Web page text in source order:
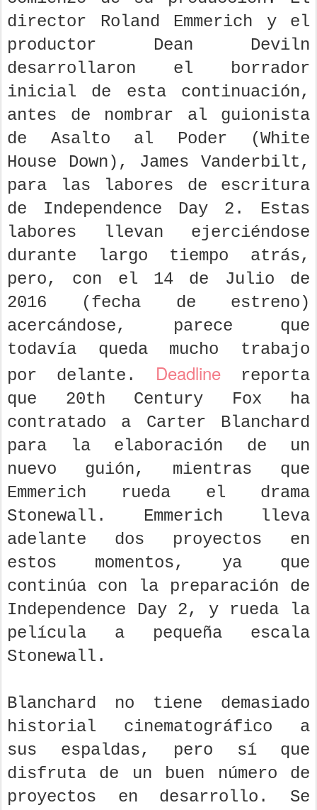
director Roland Emmerich y el
productor Dean Deviln
desarrollaron el borrador
inicial de esta continuación,
antes de nombrar al guionista
de Asalto al Poder (White
House Down), James Vanderbilt,
para las labores de escritura
de Independence Day 2. Estas
labores llevan ejerciéndose
durante largo tiempo atrás,
pero, con el 14 de Julio de
2016 (fecha de estreno)
acercándose, parece que
todavía queda mucho trabajo
por delante. Deadline reporta
que 20th Century Fox ha
contratado a Carter Blanchard
para la elaboración de un
nuevo guión, mientras que
Emmerich rueda el drama
Stonewall. Emmerich lleva
adelante dos proyectos en
estos momentos, ya que
continúa con la preparación de
Independence Day 2, y rueda la
película a pequeña escala
Stonewall.
Blanchard no tiene demasiado
historial cinematográfico a
sus espaldas, pero sí que
disfruta de un buen número de
proyectos en desarrollo. Se